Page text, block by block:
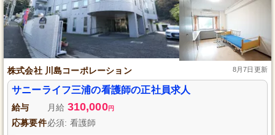
株式会社 川島コーポレーション 8月7日更新
サニーライフ三浦の看護師の正社員求人
給与 月給 310,000円
応募要件必須: 看護師